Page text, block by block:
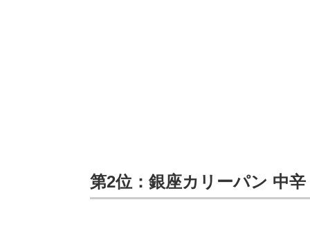
第2位：銀座カリーパン 中辛